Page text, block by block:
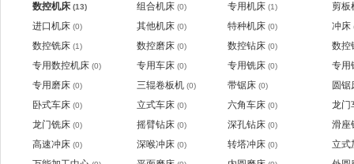
数控机床 (13) 组合机床 (0) 专用机床 (1)
剪板
进口机床 (0) 其他机床 (0) 特种机床 (0) 冲床
数控铣床 (1) 数控磨床 (0) 数控钻床 (0)
数控
专用数控机床 (0) 专用车床 (0) 专用铣床 (0)
专用
专用磨床 (0) 三辊卷板机 (0) 带锯床 (0)
圆锯
卧式车床 (0) 立式车床 (0) 六角车床 (0)
龙门
龙门铣床 (0) 摇臂钻床 (0) 深孔钻床 (0)
滑座
高速冲床 (0) 深喉冲床 (0) 转塔冲床 (0)
立式